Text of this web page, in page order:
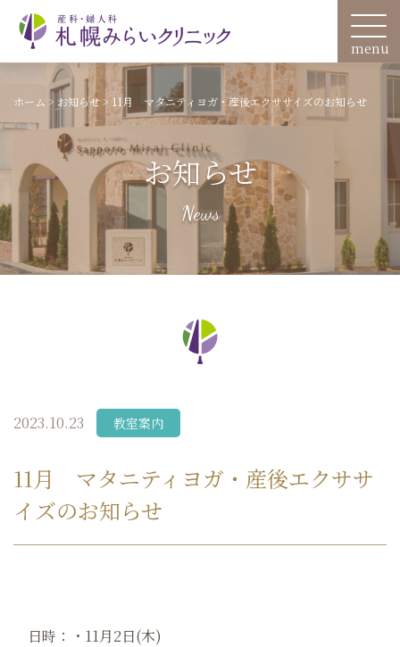
ホーム > お知らせ> 11月 マタニティヨガ・産後エクササイズのお知らせ
お知らせ
2023.10.23 教室案内
11月 マタニティヨガ・産後エクササ
イズのお知らせ
日時：・11月2日(木)